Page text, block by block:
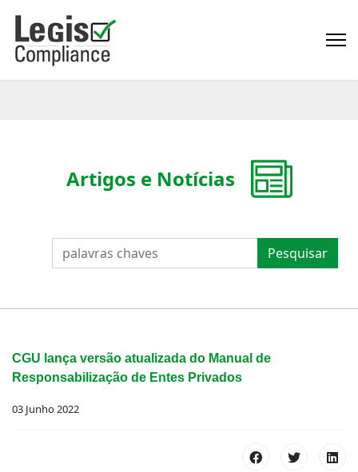
PESQUISAR Pesquisar
Artigos e Notícias
CGU lança versão atualizada do Manual de
Responsabilização de Entes Privados
03 Junho 2022